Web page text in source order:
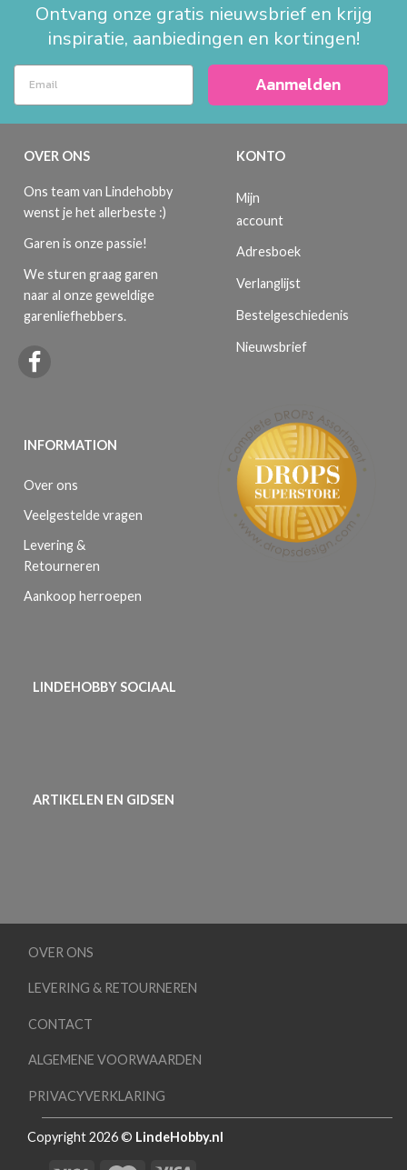
Ontvang onze gratis nieuwsbrief en krijg
inspiratie, aanbiedingen en kortingen!
Aanmelden
OVER ONS
Ons team van Lindehobby
wenst je het allerbeste :)
Garen is onze passie!
We sturen graag garen
naar al onze geweldige
garenliefhebbers.
INFORMATION
Over ons
Veelgestelde vragen
Levering &
Retourneren
Aankoop herroepen
KONTO
Mijn
account
Adresboek
Verlanglijst
Bestelgeschiedenis
Nieuwsbrief
LINDEHOBBY SOCIAAL
ARTIKELEN EN GIDSEN
OVER ONS
LEVERING & RETOURNEREN
CONTACT
ALGEMENE VOORWAARDEN
PRIVACYVERKLARING
Copyright 2026 © LindeHobby.nl